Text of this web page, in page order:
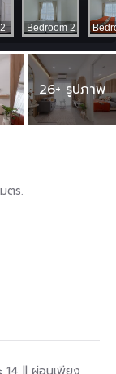
26+ รูปภาพ
ตร.